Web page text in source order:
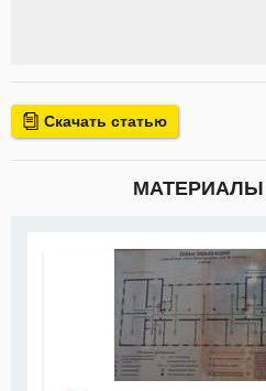
Скачать статью